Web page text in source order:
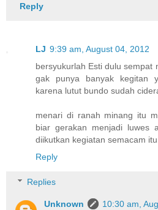
Reply
LJ 9:39 am, August 04, 2012
bersyukurlah Esti dulu sempat
gak punya banyak kegitan
karena lutut bundo sudah
menari di ranah minang itu
biar gerakan menjadi luwes
diikutkan kegiatan semacam itu.
Reply
Replies
Unknown
10:30 am,